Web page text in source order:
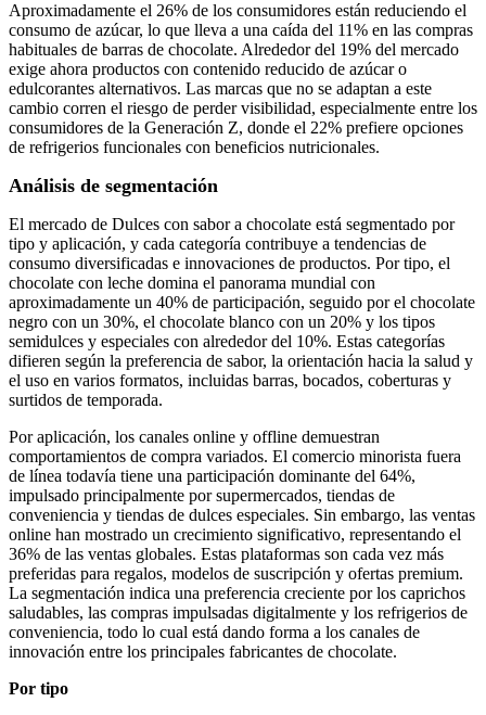
Aproximadamente el 26% de los consumidores están reduciendo el
consumo de azúcar, lo que lleva a una caída del 11% en las compras
habituales de barras de chocolate. Alrededor del 19% del mercado
exige ahora productos con contenido reducido de azúcar o
edulcorantes alternativos. Las marcas que no se adaptan a este
cambio corren el riesgo de perder visibilidad, especialmente entre los
consumidores de la Generación Z, donde el 22% prefiere opciones
de refrigerios funcionales con beneficios nutricionales.
Análisis de segmentación
El mercado de Dulces con sabor a chocolate está segmentado por
tipo y aplicación, y cada categoría contribuye a tendencias de
consumo diversificadas e innovaciones de productos. Por tipo, el
chocolate con leche domina el panorama mundial con
aproximadamente un 40% de participación, seguido por el chocolate
negro con un 30%, el chocolate blanco con un 20% y los tipos
semidulces y especiales con alrededor del 10%. Estas categorías
difieren según la preferencia de sabor, la orientación hacia la salud y
el uso en varios formatos, incluidas barras, bocados, coberturas y
surtidos de temporada.
Por aplicación, los canales online y offline demuestran
comportamientos de compra variados. El comercio minorista fuera
de línea todavía tiene una participación dominante del 64%,
impulsado principalmente por supermercados, tiendas de
conveniencia y tiendas de dulces especiales. Sin embargo, las ventas
online han mostrado un crecimiento significativo, representando el
36% de las ventas globales. Estas plataformas son cada vez más
preferidas para regalos, modelos de suscripción y ofertas premium.
La segmentación indica una preferencia creciente por los caprichos
saludables, las compras impulsadas digitalmente y los refrigerios de
conveniencia, todo lo cual está dando forma a los canales de
innovación entre los principales fabricantes de chocolate.
Por tipo